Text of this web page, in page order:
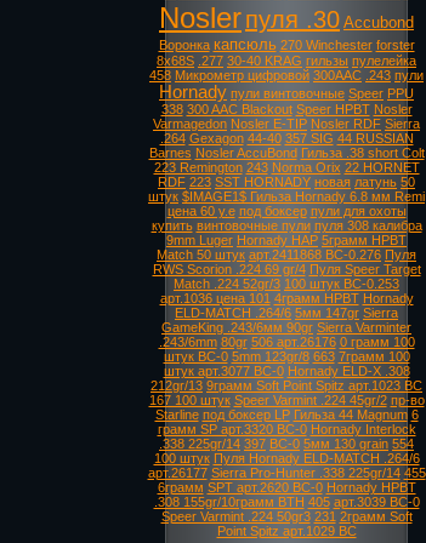
Noslerпуля .30 Accubond
Воронка капсюль 270 Winchester forster
8х68S .277 30-40 KRAG гильзы пулелейка
458 Микрометр цифровой 300AAC .243 пули
Hornady пули винтовочные Speer PPU
338 300 AAC Blackout Speer HPBT Nosler
Varmagedon Nosler E-TIP Nosler RDF Sierra
.264 Gexagon 44-40 357 SIG 44 RUSSIAN
Barnes Nosler AccuBond Гильза .38 short Colt
223 Remington 243 Norma Orix 22 HORNET
RDF 223 SST HORNADY новая латунь 50
штук $IMAGE1$ Гильза Hornady 6.8 мм Remi
цена 60 у.е под боксер пули для охоты
купить винтовочные пули пуля 308 калибра
9mm Luger Hornady HAP 5грамм HPBT
Match 50 штук арт.2411868 ВС-0.276 Пуля
RWS Scorion .224 69 gr/4 Пуля Speer Target
Match .224 52gr/3 100 штук ВС-0.253
арт.1036 цена 101 4грамм HPBT Hornady
ELD-MATCH .264/6 5мм 147gr Sierra
GameKing .243/6мм 90gr Sierra Varminter
.243/6mm 80gr 506 арт.26176 0 грамм 100
штук ВС-0 5mm 123gr/8 663 7грамм 100
штук арт.3077 ВС-0 Hornady ELD-X .308
212gr/13 9грамм Soft Point Spitz арт.1023 ВС
167 100 штук Speer Varmint .224 45gr/2 пр-во
Starline под боксер LP Гильза 44 Magnum 6
грамм SP арт.3320 ВС-0 Hornady Interlock
.338 225gr/14 397 ВС-0 5мм 130 grain 554
100 штук Пуля Hornady ELD-MATCH .264/6
арт.26177 Sierra Pro-Hunter .338 225gr/14 455
6грамм SPT арт.2620 ВС-0 Hornady HPBT
.308 155gr/10грамм BTH 405 арт.3039 ВС-0
Speer Varmint .224 50gr3 231 2грамм Soft
Point Spitz арт.1029 ВС